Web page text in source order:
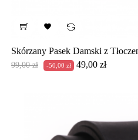

Skórzany Pasek Damski z
Cena
99,00 zł -50,00 zł Cena
49,00 zł